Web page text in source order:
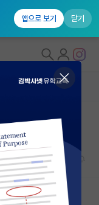
앱으로 보기 닫기